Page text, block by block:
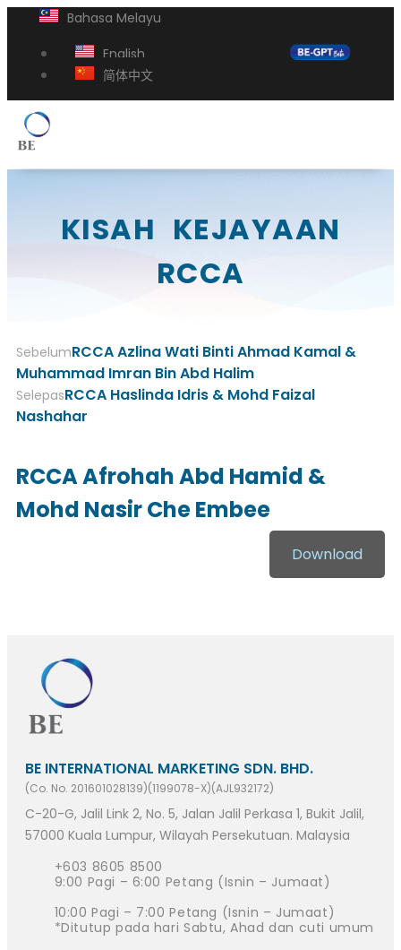
Bahasa Melayu
English
简体中文
KISAH KEJAYAAN
RCCA
SebelumRCCA Azlina Wati Binti Ahmad Kamal &
Muhammad Imran Bin Abd Halim
SelepasRCCA Haslinda Idris & Mohd Faizal
Nashahar
RCCA Afrohah Abd Hamid &
Mohd Nasir Che Embee
Download
BE INTERNATIONAL MARKETING SDN. BHD.
(Co. No. 201601028139)(1199078-X)(AJL932172)
C-20-G, Jalil Link 2, No. 5, Jalan Jalil Perkasa 1, Bukit Jalil,
57000 Kuala Lumpur, Wilayah Persekutuan. Malaysia
+603 8605 8500
9:00 Pagi – 6:00 Petang (Isnin – Jumaat)
10:00 Pagi – 7:00 Petang (Isnin – Jumaat)
*Ditutup pada hari Sabtu, Ahad dan cuti umum